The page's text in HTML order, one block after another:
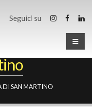
Seguici su
DI SAN MARTINO